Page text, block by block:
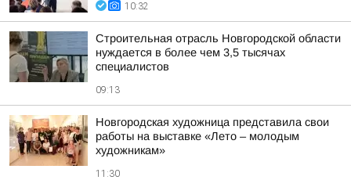
10:32
Строительная отрасль Новгородской области
нуждается в более чем 3,5 тысячах
специалистов
09:13
Новгородская художница представила свои
работы на выставке «Лето – молодым
художникам»
11:30